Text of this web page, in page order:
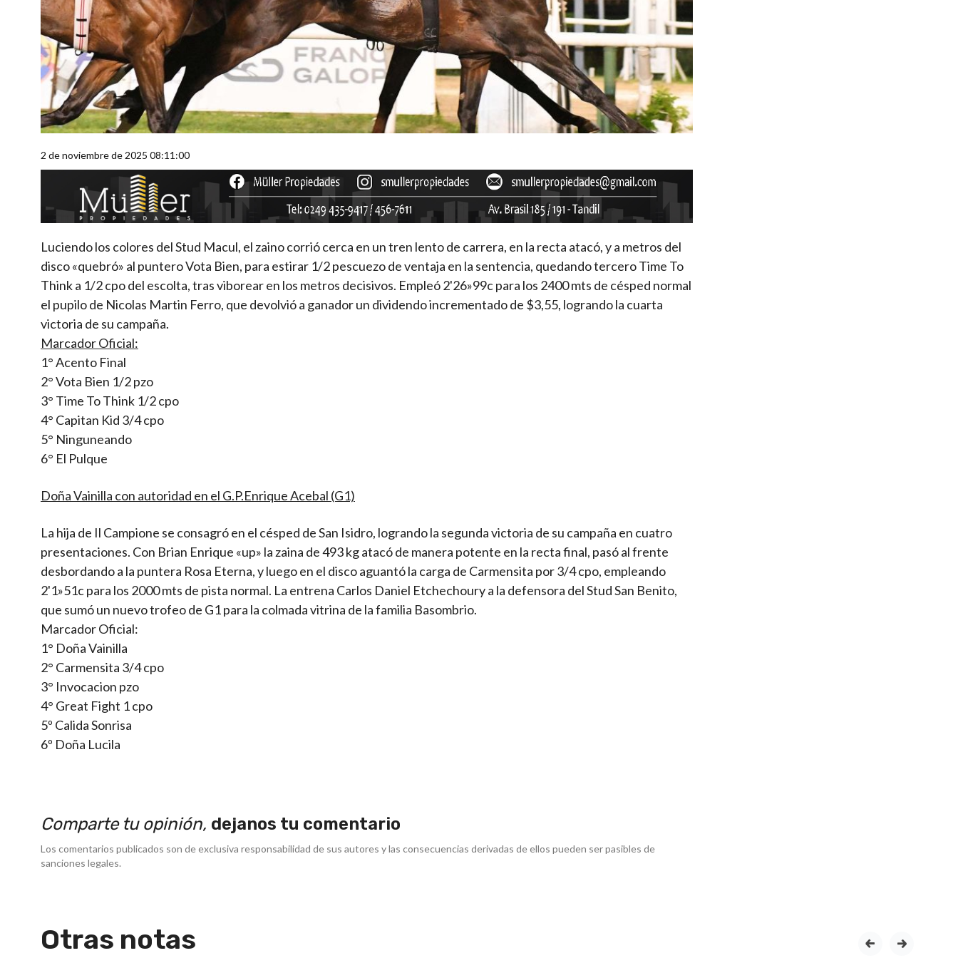
2 de noviembre de 2025 08:11:00
Luciendo los colores del Stud Macul, el zaino corrió cerca en un tren lento de carrera, en la recta atacó, y a metros del
disco «quebró» al puntero Vota Bien, para estirar 1/2 pescuezo de ventaja en la sentencia, quedando tercero Time To
Think a 1/2 cpo del escolta, tras viborear en los metros decisivos. Empleó 2'26»99c para los 2400 mts de césped normal
el pupilo de Nicolas Martin Ferro, que devolvió a ganador un dividendo incrementado de $3,55, logrando la cuarta
victoria de su campaña.
Marcador Oficial:
1° Acento Final
2° Vota Bien 1/2 pzo
3° Time To Think 1/2 cpo
4° Capitan Kid 3/4 cpo
5° Ninguneando
6° El Pulque
Doña Vainilla con autoridad en el G.P.Enrique Acebal (G1)
La hija de Il Campione se consagró en el césped de San Isidro, logrando la segunda victoria de su campaña en cuatro
presentaciones. Con Brian Enrique «up» la zaina de 493 kg atacó de manera potente en la recta final, pasó al frente
desbordando a la puntera Rosa Eterna, y luego en el disco aguantó la carga de Carmensita por 3/4 cpo, empleando
2'1»51c para los 2000 mts de pista normal. La entrena Carlos Daniel Etchechoury a la defensora del Stud San Benito,
que sumó un nuevo trofeo de G1 para la colmada vitrina de la familia Basombrio.
Marcador Oficial:
1° Doña Vainilla
2° Carmensita 3/4 cpo
3° Invocacion pzo
4° Great Fight 1 cpo
5º Calida Sonrisa
6º Doña Lucila
Comparte tu opinión, dejanos tu comentario
Los comentarios publicados son de exclusiva responsabilidad de sus autores y las consecuencias derivadas de ellos pueden ser pasibles de
sanciones legales.
Otras notas prev next